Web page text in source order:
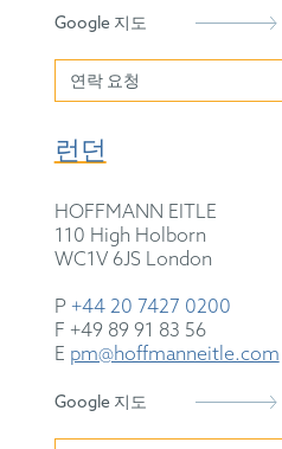
Google 지도
연락 요청
런던
HOFFMANN EITLE
110 High Holborn
WC1V 6JS London
P +44 20 7427 0200
F +49 89 91 83 56
E pm@hoffmanneitle.com
Google 지도